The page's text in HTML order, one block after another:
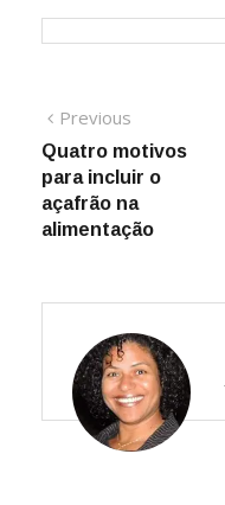
Navegação
de
Post
Previous
post:
Quatro motivos
para incluir o
açafrão na
alimentação